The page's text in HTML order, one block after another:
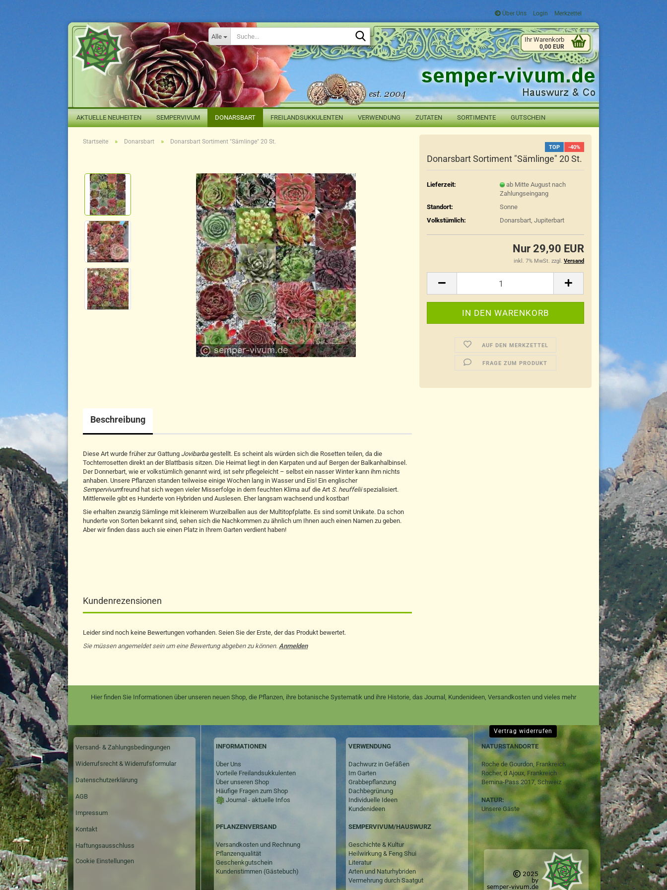
Über Uns Login Merkzettel
Alle
Suche...
Ihr Warenkorb
0,00 EUR
AKTUELLE NEUHEITEN SEMPERVIVUM DONARSBART FREILANDSUKKULENTEN VERWENDUNG ZUTATEN SORTIMENTE GUTSCHEIN
Startseite » Donarsbart » Donarsbart Sortiment "Sämlinge" 20 St.
TOP -40%
Donarsbart Sortiment "Sämlinge" 20 St.
Lieferzeit:
ab Mitte August nach
Zahlungseingang
Standort:
Sonne
Volkstümlich:
Donarsbart, Jupiterbart
Nur 29,90 EUR
inkl. 7% MwSt. zzgl. Versand
AUF DEN MERKZETTEL
FRAGE ZUM PRODUKT
Beschreibung
Diese Art wurde früher zur Gattung Jovibarbagestellt. Es scheint als würden sich die Rosetten teilen, da die
Tochterrosetten direkt an der Blattbasis sitzen. Die Heimat liegt in den Karpaten und auf Bergen der Balkanhalbinsel.
Der Donnerbart, wie er volkstümlich genannt wird, ist sehr pflegeleicht – selbst ein nasser Winter kann ihm nichts
anhaben. Unsere Pflanzen standen teilweise einige Wochen lang in Wasser und Eis! Ein englischer
Sempervivumfreund hat sich wegen vieler Misserfolge in dem feuchten Klima auf die Art S. heuffeliispezialisiert.
Mittlerweile gibt es Hunderte von Hybriden und Auslesen. Eher langsam wachsend und kostbar!
Sie erhalten zwanzig Sämlinge mit kleinerem Wurzelballen aus der Multitopfplatte. Es sind somit Unikate. Da schon
hunderte von Sorten bekannt sind, sehen sich die Nachkommen zu ähnlich um Ihnen auch einen Namen zu geben.
Aber wir finden dass auch sie einen Platz in Ihrem Garten verdient haben!
Kundenrezensionen
Leider sind noch keine Bewertungen vorhanden. Seien Sie der Erste, der das Produkt bewertet.
Sie müssen angemeldet sein um eine Bewertung abgeben zu können. Anmelden
Hier finden Sie Informationen über unseren neuen Shop, die Pflanzen, ihre botanische Systematik und ihre Historie, das Journal, Kundenideen, Versandkosten und vieles mehr
MEHR ÜBER...
Versand- & Zahlungsbedingungen
Widerrufsrecht & Widerrufsformular
Datenschutzerklärung
AGB
Impressum
Kontakt
Haftungsausschluss
Cookie Einstellungen
INFORMATIONEN
Über Uns
Vorteile Freilandsukkulenten
Über unseren Shop
Häufige Fragen zum Shop
Journal - aktuelle Infos
PFLANZENVERSAND
Versandkosten und Rechnung
Pflanzenqualität
Geschenkgutschein
Kundenstimmen (Gästebuch)
VERWENDUNG
Dachwurz in Gefäßen
Im Garten
Grabbepflanzung
Dachbegrünung
Individuelle Ideen
Kundenideen
SEMPERVIVUM/HAUSWURZ
Geschichte & Kultur
Heilwirkung & Feng Shui
Literatur
Arten und Naturhybriden
Vermehrung durch Saatgut
NATURSTANDORTE
Roche de Gourdon, Frankreich
Rocher, d Ajoux, Frankreich
Bernina-Pass 2017, Schweiz
NATUR:
Unsere Gäste
Vertrag widerrufen